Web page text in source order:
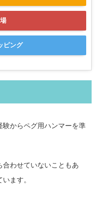
ピング
からペグ用ハンマーを準
わせていないこともあ
ます。